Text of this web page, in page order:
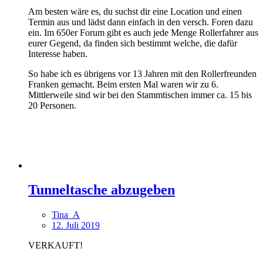
Am besten wäre es, du suchst dir eine Location und einen
Termin aus und lädst dann einfach in den versch. Foren dazu
ein. Im 650er Forum gibt es auch jede Menge Rollerfahrer aus
eurer Gegend, da finden sich bestimmt welche, die dafür
Interesse haben.
So habe ich es übrigens vor 13 Jahren mit den Rollerfreunden
Franken gemacht. Beim ersten Mal waren wir zu 6.
Mittlerweile sind wir bei den Stammtischen immer ca. 15 bis
20 Personen.
Tunneltasche abzugeben
Tina_A
12. Juli 2019
VERKAUFT!